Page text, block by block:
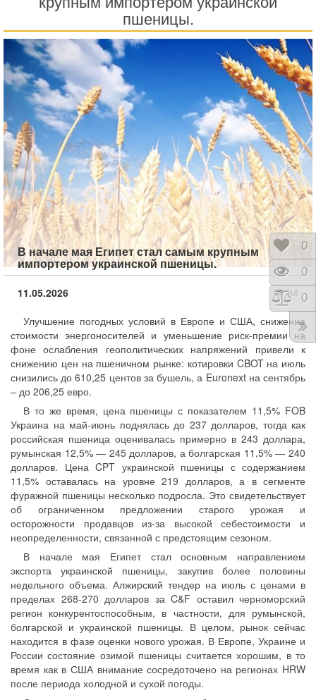
пшеницы.
В начале мая Египет стал самым крупным
импортером украинской пшеницы.
11.05.2026
84
Улучшение погодных условий в Европе и США, снижение
стоимости энергоносителей и уменьшение риск-премии на
фоне ослабления геополитических напряжений привели к
снижению цен на пшеничном рынке: котировки CBOT на июль
снизились до 610,25 центов за бушель, а Euronext на сентябрь
– до 206,25 евро.
В то же время, цена пшеницы с показателем 11,5% FOB
Украина на май-июнь поднялась до 237 долларов, тогда как
российская пшеница оценивалась примерно в 243 доллара,
румынская 12,5% — 245 долларов, а болгарская 11,5% — 240
долларов. Цена CPT украинской пшеницы с содержанием
11,5% оставалась на уровне 219 долларов, а в сегменте
фуражной пшеницы несколько подросла. Это свидетельствует
об ограниченном предложении старого урожая и
осторожности продавцов из-за высокой себестоимости и
неопределенности, связанной с предстоящим сезоном.
В начале мая Египет стал основным направлением
экспорта украинской пшеницы, закупив более половины
недельного объема. Алжирский тендер на июль с ценами в
пределах 268-270 долларов за C&F оставил черноморский
регион конкурентоспособным, в частности, для румынской,
болгарской и украинской пшеницы. В целом, рынок сейчас
находится в фазе оценки нового урожая. В Европе, Украине и
России состояние озимой пшеницы считается хорошим, в то
время как в США внимание сосредоточено на регионах HRW
после периода холодной и сухой погоды.
0
0
0